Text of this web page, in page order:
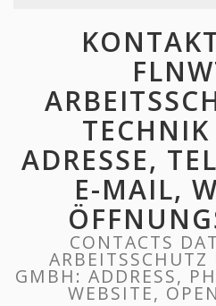
ADRESSE,
E-MAIL,
CONTACTS
GMBH: ADDRESS,
WEBSITE,